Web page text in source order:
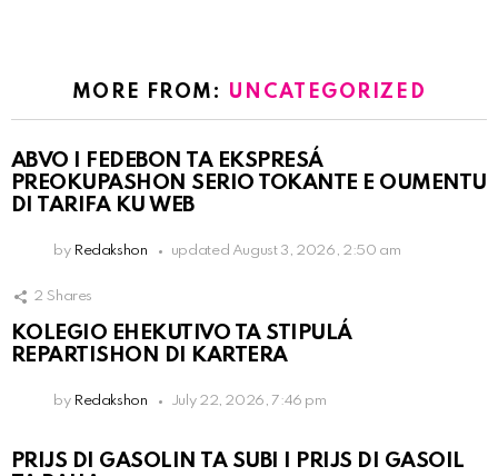
MORE FROM: UNCATEGORIZED
ABVO I FEDEBON TA EKSPRESÁ
PREOKUPASHON SERIO TOKANTE E OUMENTU
DI TARIFA KU WEB
by Redakshon updated August 3, 2026, 2:50 am
2 Shares
KOLEGIO EHEKUTIVO TA STIPULÁ
REPARTISHON DI KARTERA
by Redakshon July 22, 2026, 7:46 pm
PRIJS DI GASOLIN TA SUBI I PRIJS DI GASOIL